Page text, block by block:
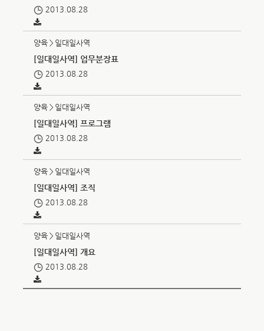
2013.08.28
양육＞일대일사역
[일대일사역] 업무분장표
2013.08.28
양육＞일대일사역
[일대일사역] 프로그램
2013.08.28
양육＞일대일사역
[일대일사역] 조직
2013.08.28
양육＞일대일사역
[일대일사역] 개요
2013.08.28